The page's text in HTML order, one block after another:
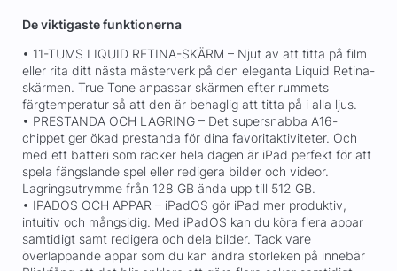
De viktigaste funktionerna
• 11-TUMS LIQUID RETINA-SKÄRM – Njut av att titta på film
eller rita ditt nästa mästerverk på den eleganta Liquid Retina-
skärmen. True Tone anpassar skärmen efter rummets
färgtemperatur så att den är behaglig att titta på i alla ljus.
• PRESTANDA OCH LAGRING – Det supersnabba A16-
chippet ger ökad prestanda för dina favoritaktiviteter. Och
med ett batteri som räcker hela dagen är iPad perfekt för att
spela fängslande spel eller redigera bilder och videor.
Lagringsutrymme från 128 GB ända upp till 512 GB.
• IPADOS OCH APPAR – iPadOS gör iPad mer produktiv,
intuitiv och mångsidig. Med iPadOS kan du köra flera appar
samtidigt samt redigera och dela bilder. Tack vare
överlappande appar som du kan ändra storleken på innebär